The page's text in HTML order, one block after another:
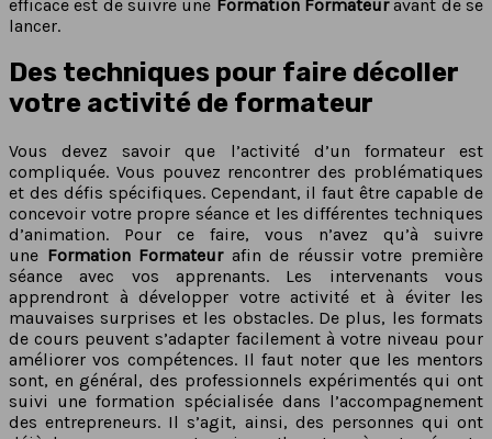
efficace est de suivre une Formation Formateuravant de se
lancer.
Des techniques pour faire décoller
votre activité de formateur
Vous devez savoir que l’activité d’un formateur est
compliquée. Vous pouvez rencontrer des problématiques
et des défis spécifiques. Cependant, il faut être capable de
concevoir votre propre séance et les différentes techniques
d’animation. Pour ce faire, vous n’avez qu’à suivre
une Formation Formateur afin de réussir votre première
séance avec vos apprenants. Les intervenants vous
apprendront à développer votre activité et à éviter les
mauvaises surprises et les obstacles. De plus, les formats
de cours peuvent s’adapter facilement à votre niveau pour
améliorer vos compétences. Il faut noter que les mentors
sont, en général, des professionnels expérimentés qui ont
suivi une formation spécialisée dans l’accompagnement
des entrepreneurs. Il s’agit, ainsi, des personnes qui ont